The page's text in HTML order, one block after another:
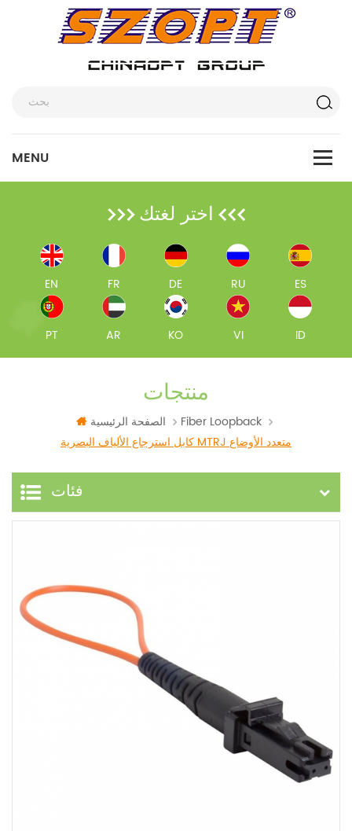
اختر لغتك
EN FR DE RU ES
PT AR KO VI ID
منتجات
الصفحة الرئيسية
Fiber Loopback
كابل استرجاع الألياف البصرية MTRJ متعدد الأوضاع
فئات